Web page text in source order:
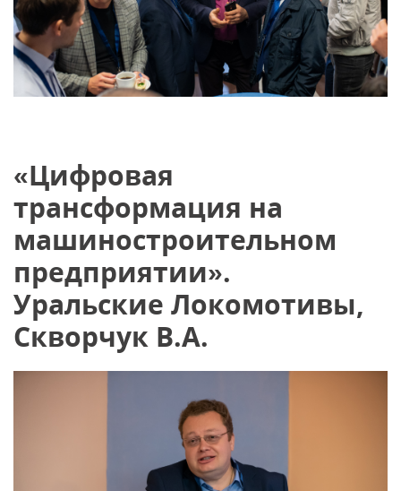
«Цифровая
трансформация на
машиностроительном
предприятии».
Уральские Локомотивы,
Скворчук В.А.